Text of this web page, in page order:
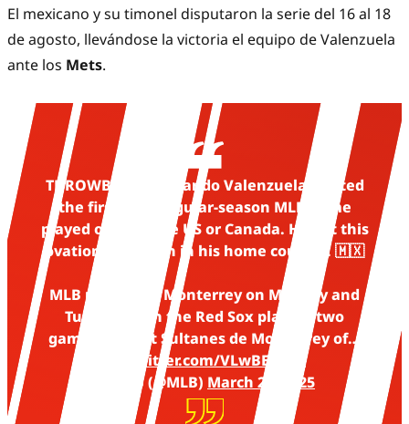
El mexicano y su timonel disputaron la serie del 16 al 18
de agosto, llevándose la victoria el equipo de Valenzuela
ante los Mets.
THROWBACK: Fernando Valenzuela started
the first-ever regular-season MLB game
played outside the US or Canada. He got this
ovation & the win in his home country. 🇲🇽
MLB returns to Monterrey on Monday and
Tuesday with the Red Sox playing two
games against Sultanes de Monterrey of…
pic.twitter.com/VLwBEtx4cf
— MLB (@MLB) March 20, 2025